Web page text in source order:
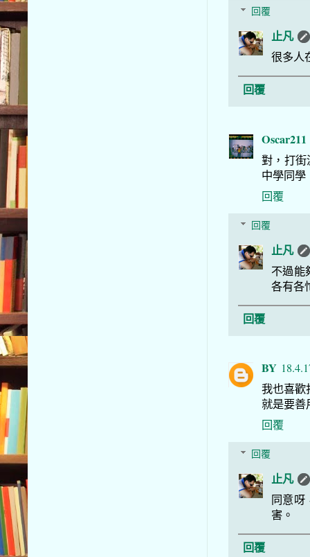
回覆
止凡
很多人
回覆
Oscar211
對，打
中學同學
回覆
回覆
止凡
不過能
各有各
回覆
BY
我也喜歡
就是要善
回覆
回覆
止凡
同意呀
害。
回覆